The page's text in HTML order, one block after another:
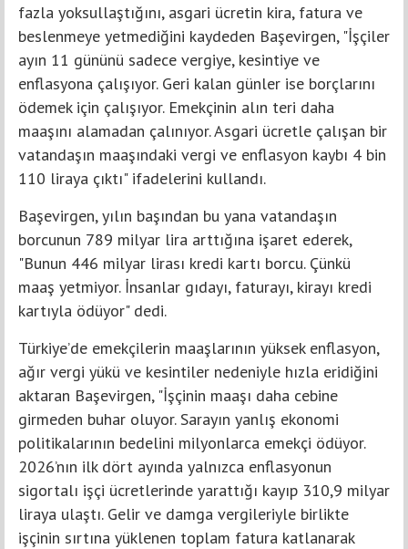
fazla yoksullaştığını, asgari ücretin kira, fatura ve
beslenmeye yetmediğini kaydeden Başevirgen, "İşçiler
ayın 11 gününü sadece vergiye, kesintiye ve
enflasyona çalışıyor. Geri kalan günler ise borçlarını
ödemek için çalışıyor. Emekçinin alın teri daha
maaşını alamadan çalınıyor. Asgari ücretle çalışan bir
vatandaşın maaşındaki vergi ve enflasyon kaybı 4 bin
110 liraya çıktı" ifadelerini kullandı.
Başevirgen, yılın başından bu yana vatandaşın
borcunun 789 milyar lira arttığına işaret ederek,
"Bunun 446 milyar lirası kredi kartı borcu. Çünkü
maaş yetmiyor. İnsanlar gıdayı, faturayı, kirayı kredi
kartıyla ödüyor" dedi.
Türkiye’de emekçilerin maaşlarının yüksek enflasyon,
ağır vergi yükü ve kesintiler nedeniyle hızla eridiğini
aktaran Başevirgen, "İşçinin maaşı daha cebine
girmeden buhar oluyor. Sarayın yanlış ekonomi
politikalarının bedelini milyonlarca emekçi ödüyor.
2026’nın ilk dört ayında yalnızca enflasyonun
sigortalı işçi ücretlerinde yarattığı kayıp 310,9 milyar
liraya ulaştı. Gelir ve damga vergileriyle birlikte
işçinin sırtına yüklenen toplam fatura katlanarak